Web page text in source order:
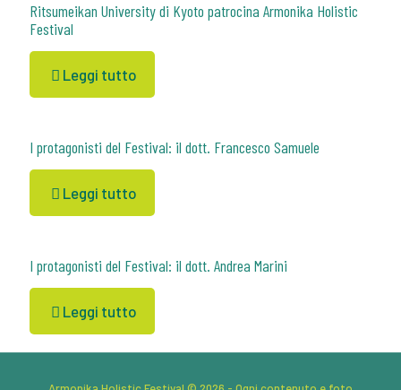
Ritsumeikan University di Kyoto patrocina Armonika Holistic
Festival
Leggi tutto
I protagonisti del Festival: il dott. Francesco Samuele
Leggi tutto
I protagonisti del Festival: il dott. Andrea Marini
Leggi tutto